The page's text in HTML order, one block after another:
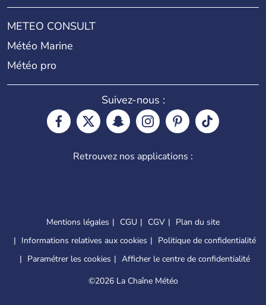
METEO CONSULT
Météo Marine
Météo pro
Suivez-nous :
Retrouvez nos applications :
Mentions légales CGU CGV
Plan du site
Informations relatives aux cookies
Politique de confidentialité
Paramétrer les cookies
Afficher le centre de confidentialité
©2026 La Chaîne Météo